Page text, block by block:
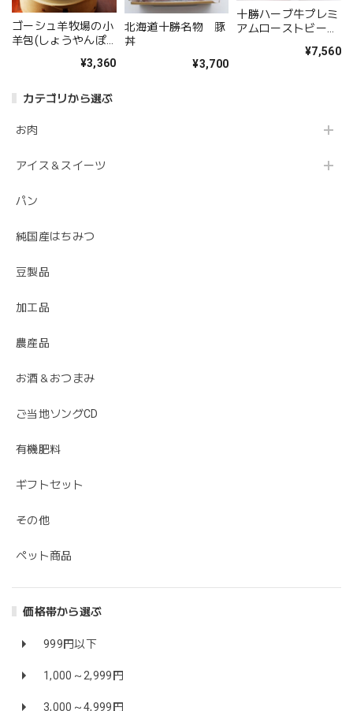
カテゴリから選ぶ
お肉
アイス＆スイーツ
パン
純国産はちみつ
豆製品
加工品
農産品
お酒＆おつまみ
ご当地ソングCD
有機肥料
ギフトセット
その他
ペット商品
価格帯から選ぶ
999円以下
1,000～2,999円
3,000～4,999円
ゴーシュ羊牧場の小
羊包(しょうやんぽ
¥3,360
北海道十勝名物 豚
丼
¥3,700
十勝ハーブ牛プレミ
アムローストビー
¥7,560